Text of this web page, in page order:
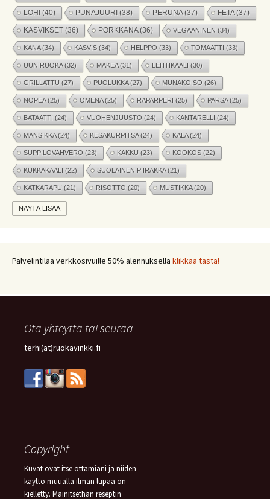
LOHI (40) PUNAJUURI (38) PERUNA(37) FETA(37)
KASVIKSET (36) PORKKANA(36) VEGAANINEN (34)
KANA(34) KASVIS (34) HELPPO (33) TOMAATTI (33)
UUNIRUOKA(32) MAKEA(31) LEHTIKAALI (30)
GRILLATTU (27) PUOLUKKA(27) MUNAKOISO (26)
NOPEA(25) OMENA(25) RAPARPERI (25) PARSA(25)
BATAATTI (24) VUOHENJUUSTO (24) KANTARELLI (24)
MANSIKKA(24) KESÄKURPITSA(24) KALA(24)
SUPPILOVAHVERO (23) KAKKU (23) KOOKOS (22)
KUKKAKAALI (22) SUOLAINEN PIIRAKKA(21)
KATKARAPU (21) RISOTTO (20) MUSTIKKA(20)
MARJAT(19)
JÄLKIRUOKA (17) PAPRIKA (17) COUSCOUS (17)
NÄYTÄ LISÄÄ
Palvelintilaa verkkosivuille 50% alennuksella klikkaa tästä!
Ota yhteyttä tai seuraa
terhi(at)ruokavinkki.fi
Copyright
Kuvat ovat itse ottamiani ja niiden
käyttö muualla ilman lupaa on
kielletty. Mainitsethan reseptin